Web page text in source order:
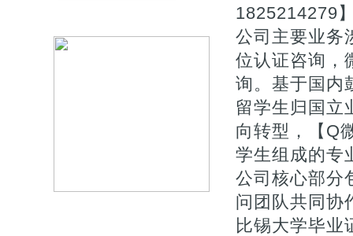
1825214279
公司主要业务
位认证咨询，
询。基于国内
留学生归国立
向转型，【Q
学生组成的专
公司核心部分
问团队共同协
比锡大学毕业